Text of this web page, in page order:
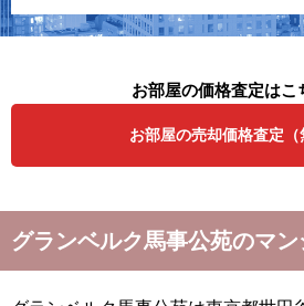
お部屋の価格査定はこ
お部屋の売却価格査定（
グランベルク馬事公苑のマ